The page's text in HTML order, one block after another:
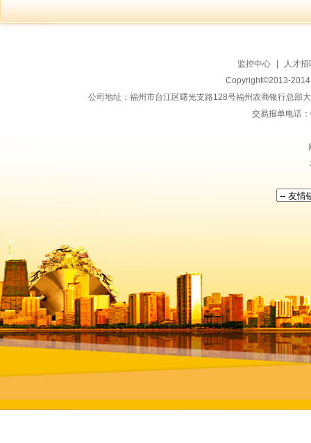
监控中心
人才招
Copyright©2013-
公司地址：福州市台江区曙光支路128号福州农商银行总
交易报单电话